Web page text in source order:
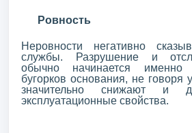
Ровность
Неровности негативно
службы. Разрушение и
обычно начинается
бугорков основания, не говоря
значительно снижают и
эксплуатационные свойства.